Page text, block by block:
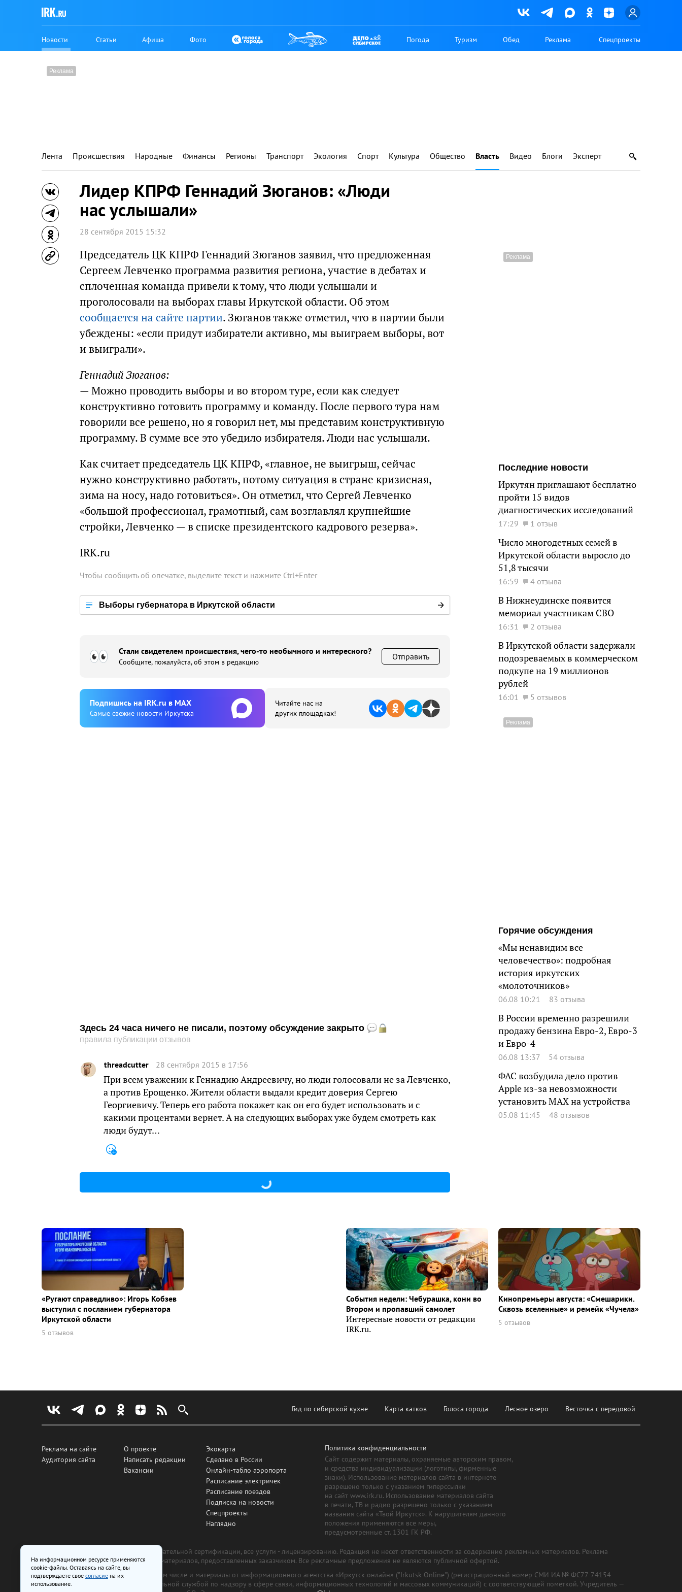
Новости Статьи Афиша Фото Погода Туризм Обед Реклама Спецпроекты
Лента Происшествия Народные Финансы Регионы Транспорт Экология Спорт Культура Общество Власть Видео Блоги Эксперт
Лидер КПРФ Геннадий Зюганов: «Люди
нас услышали»
28 сентября 2015 15:32
Председатель ЦК КПРФ Геннадий Зюганов заявил, что предложенная
Сергеем Левченко программа развития региона, участие в дебатах и
сплоченная команда привели к тому, что люди услышали и
проголосовали на выборах главы Иркутской области. Об этом
сообщается на сайте партии. Зюганов также отметил, что в партии были
убеждены: «если придут избиратели активно, мы выиграем выборы, вот
и выиграли».
Геннадий Зюганов:
— Можно проводить выборы и во втором туре, если как следует
конструктивно готовить программу и команду. После первого тура нам
говорили все решено, но я говорил нет, мы представим конструктивную
программу. В сумме все это убедило избирателя. Люди нас услышали.
Как считает председатель ЦК КПРФ, «главное, не выигрыш, сейчас
нужно конструктивно работать, потому ситуация в стране кризисная,
зима на носу, надо готовиться». Он отметил, что Сергей Левченко
«большой профессионал, грамотный, сам возглавлял крупнейшие
стройки, Левченко — в списке президентского кадрового резерва».
IRK.ru
Чтобы сообщить об опечатке, выделите текст и нажмите Ctrl+Enter
Выборы губернатора в Иркутской области
Стали свидетелем происшествия, чего-то необычного и интересного?
Сообщите, пожалуйста, об этом в редакцию
Отправить
Подпишиcь на IRK.ru в MAX
Cамые свежие новости Иркутска
Читайте нас на
других площадках!
Здесь 24 часа ничего не писали, поэтому обсуждение закрыто
правила публикации отзывов
threadcutter 28 сентября 2015 в 17:56
При всем уважении к Геннадию Андреевичу, но люди голосовали не за Левченко,
а против Ерощенко. Жители области выдали кредит доверия Сергею
Георгиевичу. Теперь его работа покажет как он его будет использовать и с
какими процентами вернет. А на следующих выборах уже будем смотреть как
люди будут…
Последние новости
Иркутян приглашают бесплатно
пройти 15 видов
диагностических исследований
17:29 1 отзыв
Число многодетных семей в
Иркутской области выросло до
51,8 тысячи
16:59 4 отзыва
В Нижнеудинске появится
мемориал участникам СВО
16:31 2 отзыва
В Иркутской области задержали
подозреваемых в коммерческом
подкупе на 19 миллионов
рублей
16:01 5 отзывов
Горячие обсуждения
«Мы ненавидим все
человечество»: подробная
история иркутских
«молоточников»
06.08 10:21 83 отзыва
В России временно разрешили
продажу бензина Евро-2, Евро-3
и Евро-4
06.08 13:37 54 отзыва
ФАС возбудила дело против
Apple из-за невозможности
установить MAX на устройства
05.08 11:45 48 отзывов
«Ругают справедливо»: Игорь Кобзев
выступил с посланием губернатора
Иркутской области
5 отзывов
События недели: Чебурашка, кони во
Втором и пропавший самолет
Интересные новости от редакции
IRK.ru.
Кинопремьеры августа: «Смешарики.
Сквозь вселенные» и ремейк «Чучела»
5 отзывов
Гид по сибирской кухне Карта катков Голоса города Лесное озеро Весточка с передовой
Реклама на сайте
Аудитория сайта
О проекте
Написать редакции
Вакансии
Экокарта
Сделано в России
Онлайн-табло аэропорта
Расписание электричек
Расписание поездов
Подписка на новости
Спецпроекты
Наглядно
Политика конфиденциальности
Сайт содержит материалы, охраняемые авторским правом,
и средства индивидуализации (логотипы, фирменные
знаки). Использование материалов сайта в интернете
разрешено только с указанием гиперссылки
на сайт www.irk.ru. Использование материалов сайта
в печати, ТВ и радио разрешено только с указанием
названия сайта «Твой Иркутск». К нарушителям данного
положения применяются все меры,
предусмотренные ст. 1301 ГК РФ.
Все рекламные товары подлежат обязательной сертификации, все услуги - лицензированию. Редакция не несет ответственности за содержание рекламных материалов. Реклама
изготовлена и размещена на основе материалов, предоставленных заказчиком. Все рекламные предложения не являются публичной офертой.
На сайте www.irk.ru размещаются в том числе и материалы от информационного агентства «Иркутск онлайн» ("Irkutsk Online") (регистрационный номер СМИ ИА № ФС77-74154
от 29 октября 2018 г., выдан Федеральной службой по надзору в сфере связи, информационных технологий и массовых коммуникаций) с соответствующей пометкой. Учредитель —
На информационном ресурсе применяются
cookie-файлы. Оставаясь на сайте, вы
подтверждаете свое согласие на их
использование.